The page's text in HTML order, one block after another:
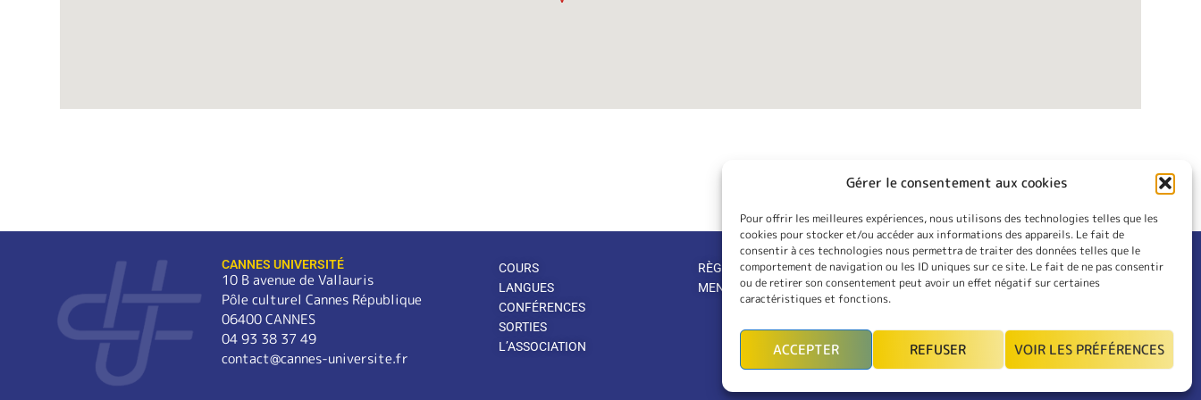
Gérer le consentement aux cookies
Pour offrir les meilleures expériences, nous utilisons des technologies telles que les
cookies pour stocker et/ou accéder aux informations des appareils. Le fait de
consentir à ces technologies nous permettra de traiter des données telles que le
comportement de navigation ou les ID uniques sur ce site. Le fait de ne pas consentir
ou de retirer son consentement peut avoir un effet négatif sur certaines
caractéristiques et fonctions.
ACCEPTER REFUSER VOIR LES PRÉFÉRENCES
CANNES UNIVERSITÉ
10 B avenue de Vallauris
Pôle culturel Cannes République
06400 CANNES
04 93 38 37 49
contact@cannes-universite.fr
COURS
LANGUES
CONFÉRENCES
SORTIES
L’ASSOCIATION
RÈGLEMENT INTÉRIEUR
MENTIONS LÉGALES
CONTACT
INSCRIPTION